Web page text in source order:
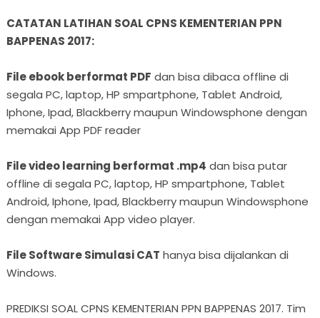
CATATAN LATIHAN SOAL CPNS KEMENTERIAN PPN
BAPPENAS 2017:
File ebook berformat PDF dan bisa dibaca offline di
segala PC, laptop, HP smpartphone, Tablet Android,
Iphone, Ipad, Blackberry maupun Windowsphone dengan
memakai App PDF reader
File video learning berformat .mp4 dan bisa putar
offline di segala PC, laptop, HP smpartphone, Tablet
Android, Iphone, Ipad, Blackberry maupun Windowsphone
dengan memakai App video player.
File Software Simulasi CAT hanya bisa dijalankan di
Windows.
PREDIKSI SOAL CPNS KEMENTERIAN PPN BAPPENAS 2017. Tim